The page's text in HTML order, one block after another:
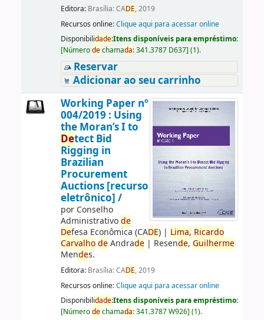
Editora: Brasília: CADE, 2019
Recursos online:Clique aqui para acessar online
Disponibilidade:Itens disponíveis para empréstimo:
[Númerodechamada:341.3787 D637] (1).
Reservar
Adicionar ao seu carrinho
Working Paper nº
004/2019 : Using
the Moran’s I to
Detect Bid
Rigging in
Brazilian
Procurement
Auctions [recurso
eletrônico] /
por Conselho
Administrativode
Defesa Econômica (CADE)| Lima, Ricardo
Carvalho deAndrade| Resende, Guilherme
Mendes.
Editora: Brasília: CADE, 2019
Recursos online:Clique aqui para acessar online
Disponibilidade:Itens disponíveis para empréstimo:
[Númerodechamada:341.3787 W926] (1).